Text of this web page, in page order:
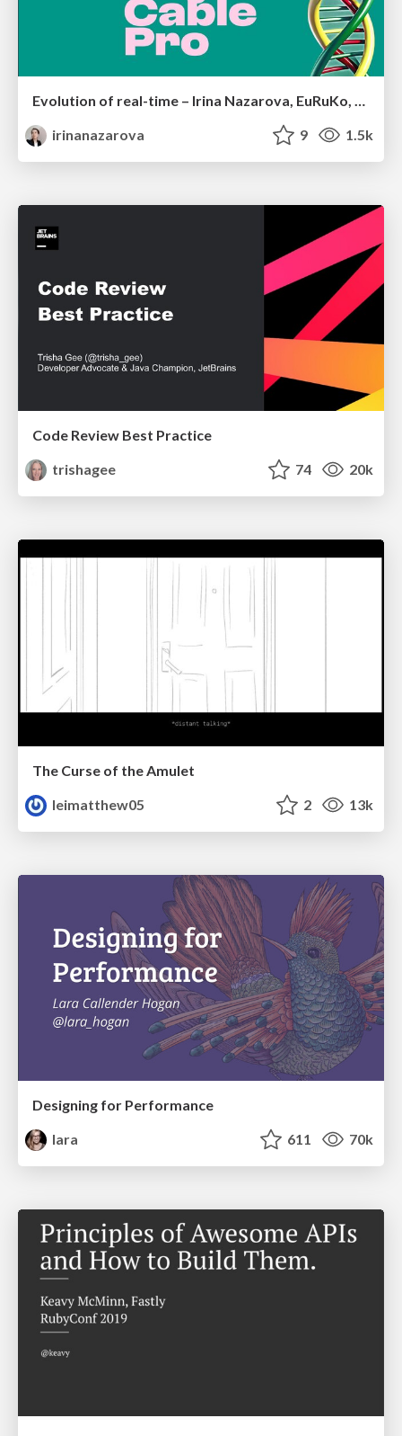
Evolution of real-time – Irina Nazarova, EuRuKo, 2024
irinanazarova
9 1.5k
Code Review Best Practice
trishagee
74 20k
The Curse of the Amulet
leimatthew05
2 13k
Designing for Performance
lara
611 70k